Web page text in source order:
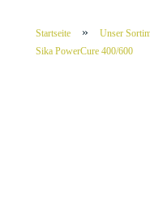
Startseite » Unser
Sika PowerCure 400/600